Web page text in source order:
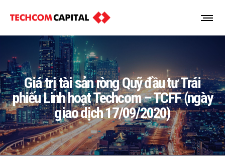
Giá trị tài sản ròng Quỹ đầu tư Trái
phiếu Linh hoạt Techcom – TCFF (ngày
giao dịch 17/09/2020)